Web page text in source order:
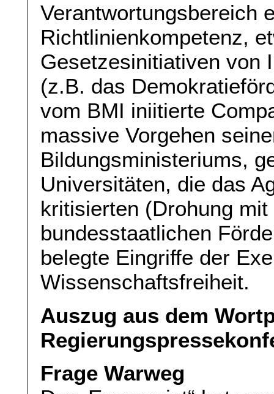
Verantwortungsbereich
Richtlinienkompetenz,
Gesetzesinitiativen von
(z.B. das
vom BMI iniitierte
massive Vorgehen
Bildungsministeriums,
Universitäten, die das
kritisierten (Drohung
bundesstaatlichen
belegte Eingriffe der
Wissenschaftsfreiheit.
Auszug aus dem
Frage Warweg